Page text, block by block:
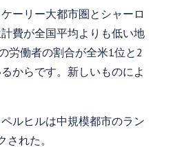
ーリー大都市圏とシャーロ
費が全国平均よりも低い地
労働者の割合が全米1位と2
からです。新しいものによ
ルヒルは中規模都市のラン
れた。